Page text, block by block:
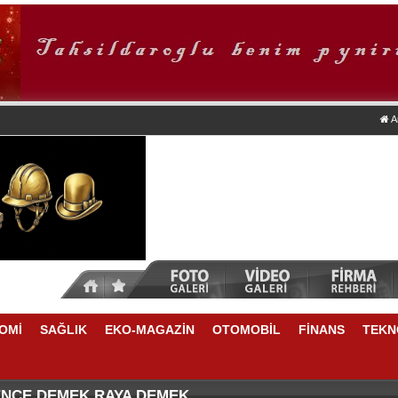
SAĞLIK EKO-MAGAZİN OTOMOBİL FİNANS
BÜYÜME İÇİN REKABETÇİLİĞİ ARTIRACAK
DURKUN'DAN YENİ DÖNEME İLİŞKİN ÖNEMLİ